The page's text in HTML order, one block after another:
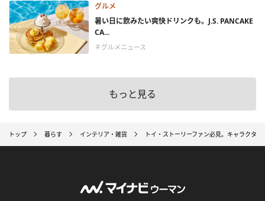
グルメ
暑い日に飲みたい爽快ドリンクも。J.S. PANCAKE
CA...
＃グルメニュース
もっと見る
トップ 暮らす インテリア・雑貨 トイ・ストーリーファン必見。キャラクタ